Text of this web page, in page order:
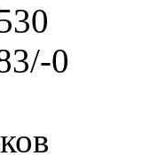
0